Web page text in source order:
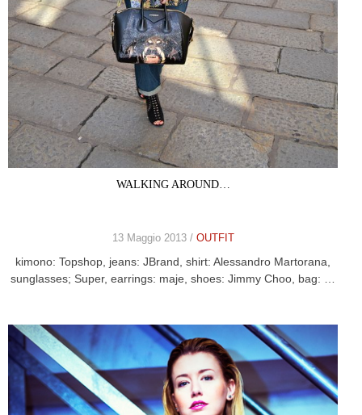
WALKING AROUND…
13 Maggio 2013 / OUTFIT
kimono: Topshop, jeans: JBrand, shirt: Alessandro Martorana,
sunglasses; Super, earrings: maje, shoes: Jimmy Choo, bag: …